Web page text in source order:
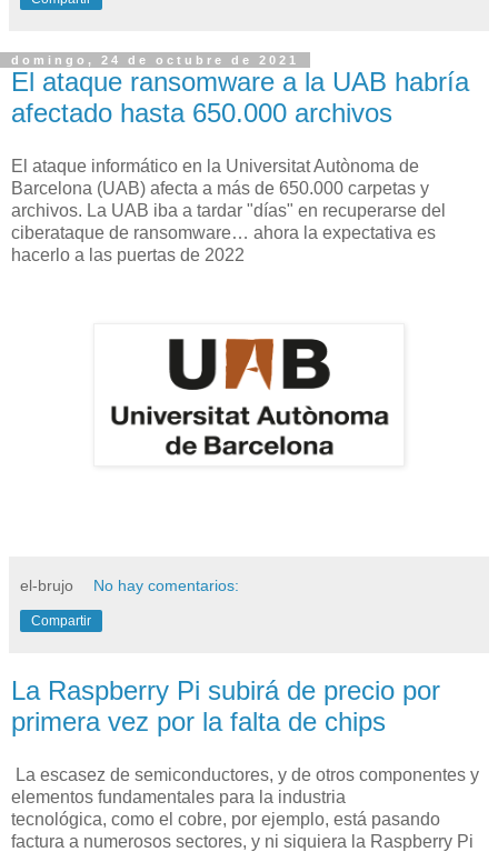
domingo, 24 de octubre de 2021
El ataque ransomware a la UAB habría
afectado hasta 650.000 archivos
El ataque informático en la Universitat Autònoma de
Barcelona (UAB) afecta a más de 650.000 carpetas y
archivos. La UAB iba a tardar "días" en recuperarse del
ciberataque de ransomware… ahora la expectativa es
hacerlo a las puertas de 2022
el-brujo No hay comentarios:
Compartir
La Raspberry Pi subirá de precio por
primera vez por la falta de chips
La escasez de semiconductores, y de otros componentes y
elementos fundamentales para la industria
tecnológica, como el cobre, por ejemplo, está pasando
factura a numerosos sectores, y ni siquiera la Raspberry Pi